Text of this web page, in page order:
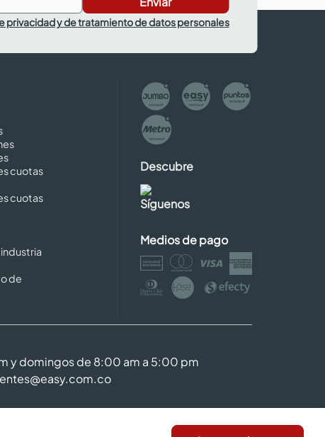
privacidad y de tratamiento de datos personales
cuotas
cuotas
de
Descubre
Síguenos
Medios de pago
y domingos de 8:00 am a 5:00 pm